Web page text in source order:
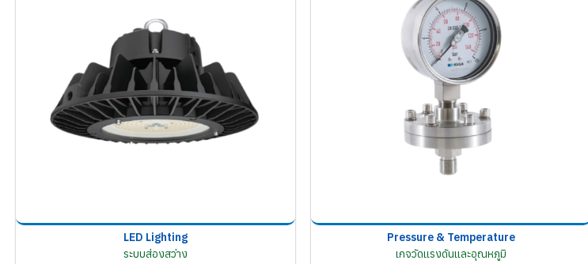
LED Lighting
ระบบส่องสว่าง
Pressure & Temperature
เกจวัดแรงดันและอุณหภูมิ